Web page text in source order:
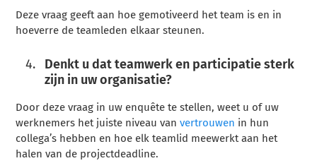
Deze vraag geeft aan hoe gemotiveerd het team is en in
hoeverre de teamleden elkaar steunen.
Denkt u dat teamwerk en participatie sterk
zijn in uw organisatie?
Door deze vraag in uw enquête te stellen, weet u of uw
werknemers het juiste niveau vanvertrouwen in hun
collega’s hebben en hoe elk teamlid meewerkt aan het
halen van de projectdeadline.